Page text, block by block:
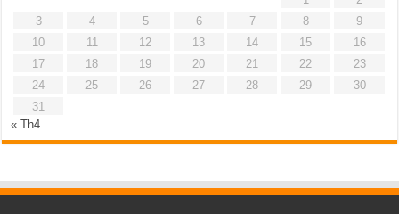
3
4 5 6 7 8
9
10
11 12 13 14 15
16
17
18 19 20 21 22
23
24
25 26 27 28 29
30
31
« Th4